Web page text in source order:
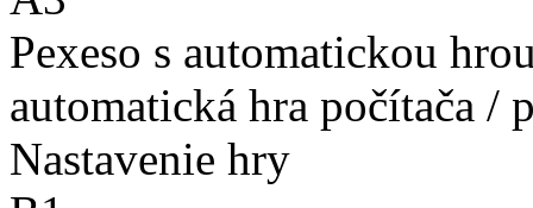
Pexeso s automatickou
automatická hra počítača /
Nastavenie hry